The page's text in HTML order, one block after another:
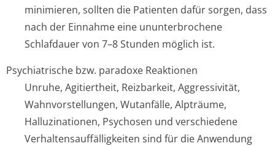
minimieren, sollten die Patienten dafür sorgen, dass
nach der Einnahme eine ununterbrochene
Schlafdauer von 7–8 Stunden möglich ist.
Psychiatrische bzw. paradoxe Reaktionen
Unruhe, Agitiertheit, Reizbarkeit, Aggressivität,
Wahnvorstellungen, Wutanfälle, Alpträume,
Halluzinationen, Psychosen und verschiedene
Verhaltensauffällig­keiten sind für die Anwendung